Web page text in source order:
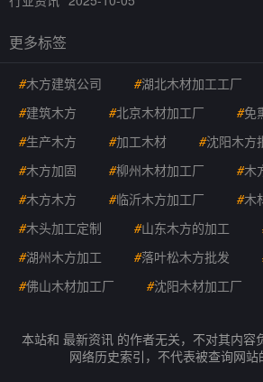
更多标签
#木方建筑公司 #湖北木材加工工厂
#建筑木方 #北京木材加工厂 #免
#生产木方 #加工木材 #沈阳木方
#木方加固 #柳州木材加工厂 #木
#木方木方 #临沂木方加工厂 #木
#木头加工定制 #山东木方的加工
#湖州木方加工 #落叶松木方批发
#佛山木材加工厂 #沈阳木材加工厂
本站和 最新资讯 的作者无关，不对其内容
网络历史索引，不代表被查询网站